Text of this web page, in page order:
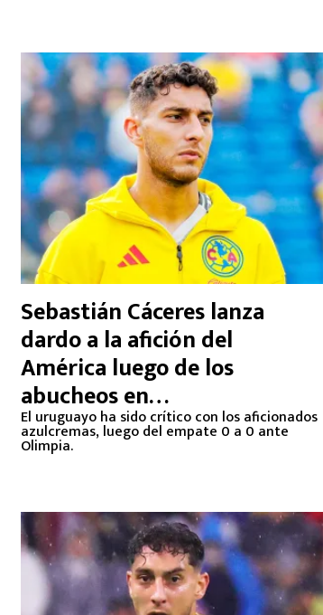
Sebastián Cáceres lanza
dardo a la afición del
América luego de los
abucheos en
Concachampions 2026
El uruguayo ha sido crítico con los aficionados
azulcremas, luego del empate 0 a 0 ante
Olimpia.